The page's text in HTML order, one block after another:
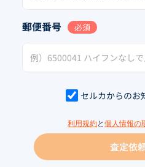
郵便番号 必須
セルカからのお
利用規約と 個人情報の
査定依